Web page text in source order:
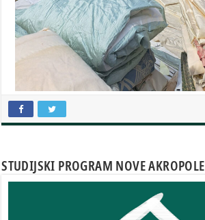
STUDIJSKI PROGRAM NOVE AKROPOLE